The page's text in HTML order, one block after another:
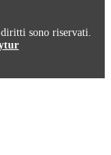
sono riservati.